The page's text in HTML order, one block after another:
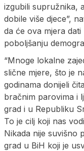
izgubili supružnika,
dobile više djece”,
da će ova mjera
poboljšanju
“Mnoge lokalne
slične mjere, što je
godinama donijeli
bračnim parovima i
grad i u Republiku
To je cilj koji nas
Nikada nije suvišno
grad u BiH koji je